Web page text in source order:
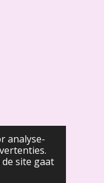
analyse-
site gaat